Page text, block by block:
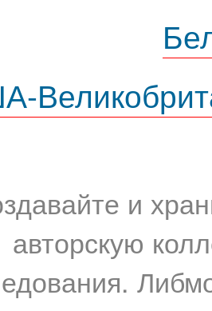
и
авторскую